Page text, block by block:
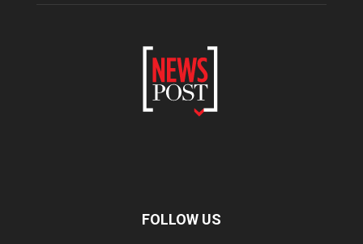
FOLLOW US